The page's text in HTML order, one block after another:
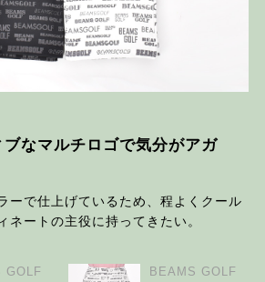
なマルチロゴで気分がアガ
ーで仕上げているため、程よくクール
ネートの主役に持ってきたい。
GOLF
BEAMS GOLF